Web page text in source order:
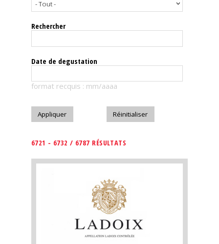
Le
magazine
Télécharger
Rechercher
Date de degustation
format recquis : mm/aaaa
6721 - 6732 / 6787 RÉSULTATS